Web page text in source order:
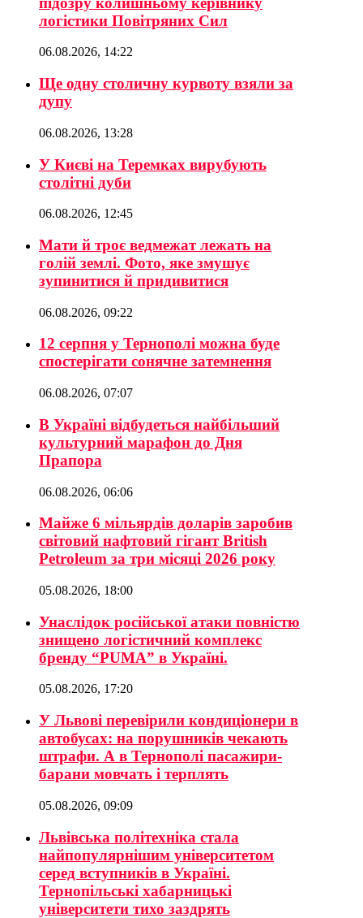
логістики Повітряних Сил
06.08.2026, 14:22
Ще одну столичну курвоту взяли за
дупу
06.08.2026, 13:28
У Києві на Теремках вирубують
столітні дуби
06.08.2026, 12:45
Мати й троє ведмежат лежать на
голій землі. Фото, яке змушує
зупинитися й придивитися
06.08.2026, 09:22
12 серпня у Тернополі можна буде
спостерігати сонячне затемнення
06.08.2026, 07:07
В Україні відбудеться найбільший
культурний марафон до Дня
Прапора
06.08.2026, 06:06
Майже 6 мільярдів доларів заробив
світовий нафтовий гігант British
Petroleum за три місяці 2026 року
05.08.2026, 18:00
Унаслідок російської атаки повністю
знищено логістичний комплекс
бренду “PUMA” в Україні.
05.08.2026, 17:20
У Львові перевірили кондиціонери в
автобусах: на порушників чекають
штрафи. А в Тернополі пасажири-
барани мовчать і терплять
05.08.2026, 09:09
Львівська політехніка стала
найпопулярнішим університетом
серед вступників в Україні.
Тернопільські хабарницькі
університети тихо заздрять